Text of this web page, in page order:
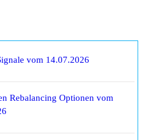
vom 14.07.2026
Rebalancing Optionen vom